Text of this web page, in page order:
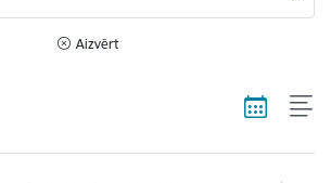
Aizvērt